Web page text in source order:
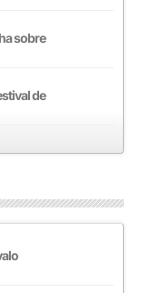
sobre
de